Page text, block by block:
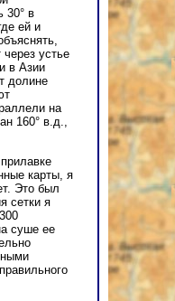
30° в
ей и
устье
в Азии
долине
на
160° в.д.,
карты, я
Это был
сетки я
суше ее